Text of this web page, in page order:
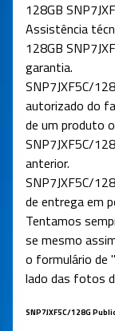
128GB
Assistência
128GB
garantia.
SNP7JXF5C/
autorizado do
de um produto
SNP7JXF5C/
anterior.
SNP7JXF5C/
de entrega em
Tentamos
se mesmo
o formulário de
lado das fotos
SNP7JXF5C/128G